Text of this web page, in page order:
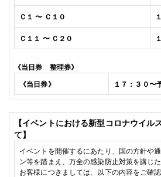
Ｃ１ 〜 Ｃ１０
Ｃ１１ 〜 Ｃ２０
《当日券 整理券》
《当日券》 １７：３０〜
【イベントにおける新型コロナウイル
て】
イベントを開催するにあたり、国の方針や
ン等を踏まえ、万全の感染防止対策を講じ
お客様につきましては、以下の内容をご確